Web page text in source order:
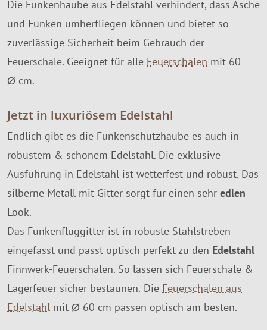
Die Funkenhaube aus Edelstahl verhindert, dass Asche
und Funken umherfliegen können und bietet so
zuverlässige Sicherheit beim Gebrauch der
Feuerschale. Geeignet für alle Feuerschalen mit 60
Ø cm.
Jetzt in luxuriösem Edelstahl
Endlich gibt es die Funkenschutzhaube es auch in
robustem & schönem Edelstahl. Die exklusive
Ausführung in Edelstahl ist wetterfest und robust. Das
silberne Metall mit Gitter sorgt für einen sehr edlen
Look.
Das Funkenfluggitter ist in robuste Stahlstreben
eingefasst und passt optisch perfekt zu den Edelstahl
Finnwerk-Feuerschalen. So lassen sich Feuerschale &
Lagerfeuer sicher bestaunen. Die Feuerschalen aus
Edelstahl mit Ø 60 cm passen optisch am besten.